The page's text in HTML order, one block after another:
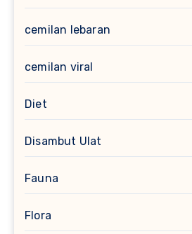
cemilan lebaran
cemilan viral
Diet
Disambut Ulat
Fauna
Flora